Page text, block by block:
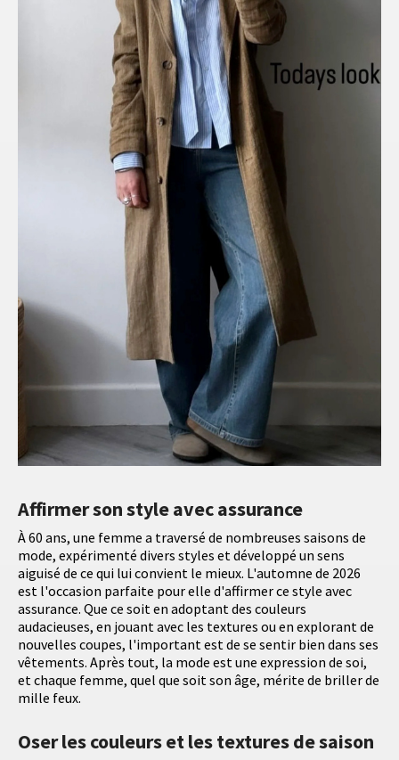
Affirmer son style avec assurance
À 60 ans, une femme a traversé de nombreuses saisons de
mode, expérimenté divers styles et développé un sens
aiguisé de ce qui lui convient le mieux. L'automne de 2026
est l'occasion parfaite pour elle d'affirmer ce style avec
assurance. Que ce soit en adoptant des couleurs
audacieuses, en jouant avec les textures ou en explorant de
nouvelles coupes, l'important est de se sentir bien dans ses
vêtements. Après tout, la mode est une expression de soi,
et chaque femme, quel que soit son âge, mérite de briller de
mille feux.
Oser les couleurs et les textures de saison